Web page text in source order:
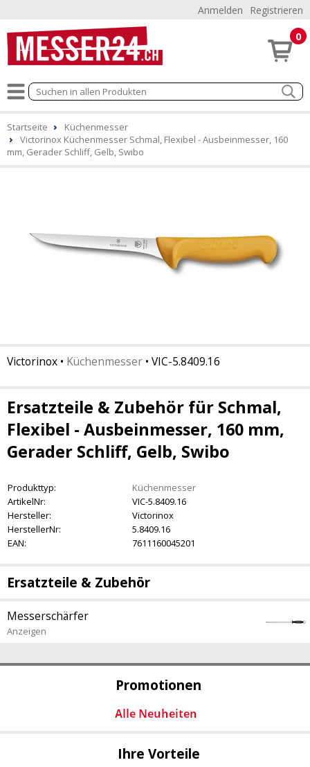
Anmelden Registrieren
0
Promotionen
Ihre Vorteile
Startseite
Küchenmesser
Victorinox Küchenmesser Schmal, Flexibel - Ausbeinmesser, 160
mm, Gerader Schliff, Gelb, Swibo
Victorinox • Küchenmesser • VIC-5.8409.16
Ersatzteile & Zubehör für Schmal,
Flexibel - Ausbeinmesser, 160 mm,
Gerader Schliff, Gelb, Swibo
Produkttyp:
Küchenmesser
ArtikelNr:
VIC-5.8409.16
Hersteller:
Victorinox
HerstellerNr:
5.8409.16
EAN:
7611160045201
Ersatzteile & Zubehör
Messerschärfer
Anzeigen